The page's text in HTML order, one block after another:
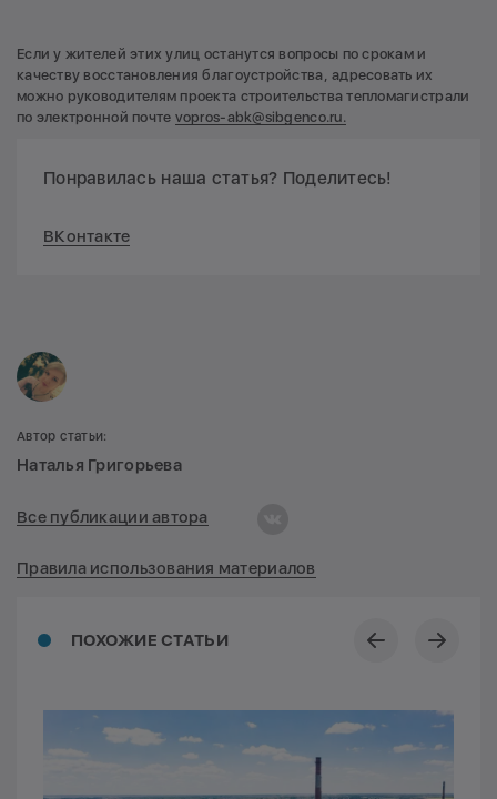
Если у жителей этих улиц останутся вопросы по срокам и
качеству восстановления благоустройства, адресовать их
можно руководителям проекта строительства тепломагистрали
по электронной почте vopros-abk@sibgenco.ru.
Понравилась наша статья? Поделитесь!
ВКонтакте
ПОХОЖИЕ СТАТЬИ
Автор статьи:
Наталья Григорьева
Все публикации автора
Правила использования материалов